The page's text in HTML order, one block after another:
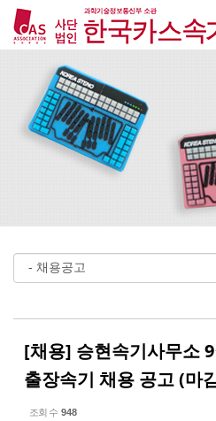
메뉴 건너뛰기
[채용] 승현속기사무소
출장속기 채용 공고 (마
조회 수 948